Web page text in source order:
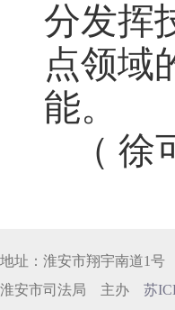
分发挥
点领域
能。
（ 徐
地址：淮安市翔宇南道1
淮安市司法局 主办 苏